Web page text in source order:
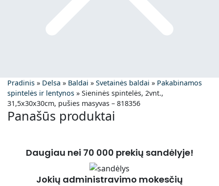
Pradinis » Delsa » Baldai » Svetainės baldai » Pakabinamos
spintelės ir lentynos » Sieninės spintelės, 2vnt.,
31,5x30x30cm, pušies masyvas – 818356
Panašūs produktai
Daugiau nei 70 000 prekių sandėlyje!
Jokių administravimo mokesčių